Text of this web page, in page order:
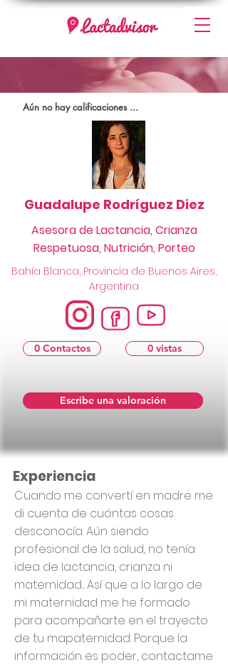
Aún no hay calificaciones ...
Escribe una valoración
0 Contactos
Bahía Blanca, Provincia de Buenos Aires,
Argentina
Guadalupe Rodríguez Diez
Asesora de Lactancia, Crianza
Respetuosa, Nutrición, Porteo
0 vistas
Cuando me convertí en madre me
di cuenta de cuántas cosas
desconocía. Aún siendo
profesional de la salud, no tenía
idea de lactancia, crianza ni
maternidad... Así que a lo largo de
mi maternidad me he formado
para acompañarte en el trayecto
de tu mapaternidad. Porque la
información es poder, contactame
Experiencia